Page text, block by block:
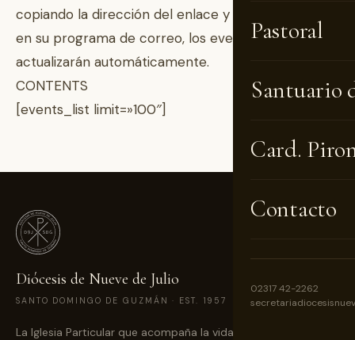
Pastoral
Santuario
Card.
Contacto
02317 42-2262
copiando la dirección del enlace y suscribiéndose
en su programa de correo, los eventos se
actualizarán automáticamente.
CONTENTS
[events_list limit=»100″]
Diócesis de Nueve de Julio
SANTO DOMINGO DE GUZMÁN · EST. 1957
La Iglesia Particular que acompaña la vida cristiana de las